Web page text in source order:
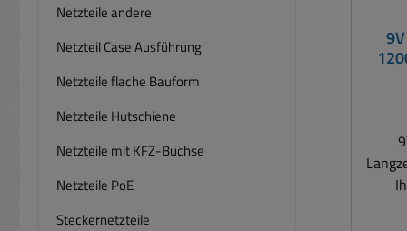
Netzteile andere
Netzteil Case Ausführung
Netzteile flache Bauform
Netzteile Hutschiene
Netzteile mit KFZ-Buchse
Netzteile PoE
Steckernetzteile